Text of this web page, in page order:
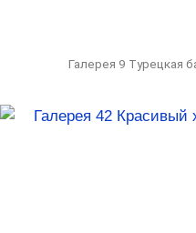
Галерея 9 Турецкая